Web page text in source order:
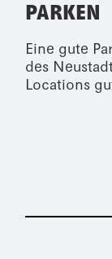
PARKEN
Eine gute
des
Locations